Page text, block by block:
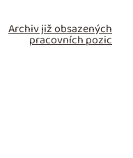
Archiv již obsazených
pracovních pozic